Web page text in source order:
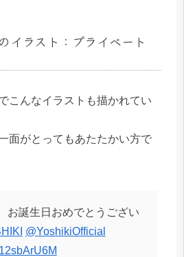
イラスト：プライベート
こんなイラストも描かれてい
面がとってもあたたかい方で
お誕生日おめでとうござい
@YoshikiOfficial